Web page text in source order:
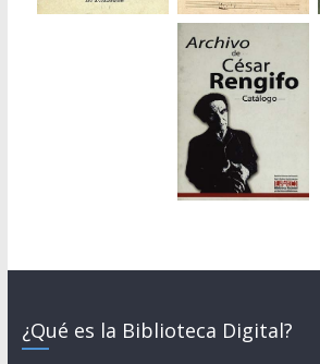
¿Qué es la Biblioteca Digital?